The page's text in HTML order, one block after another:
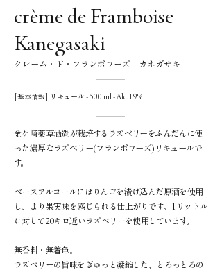
crème de Framboise
Kanegasaki
クレーム・ド・フランボワーズ カネガサキ
[基本情報] リキュール - 500 ml - Alc. 19%
金ケ崎薬草酒造が栽培するラズベリーをふんだんに使
った濃厚なラズベリー(フランボワーズ)リキュールで
す。
ベースアルコールにはりんごを漬け込んだ原酒を使用
し、より果実味を感じられる仕上がりです。 1リットル
に対して20キロ近いラズベリーを使用しています。
無香料・無着色。
ラズベリーの旨味をぎゅっと凝縮した、とろっとろの